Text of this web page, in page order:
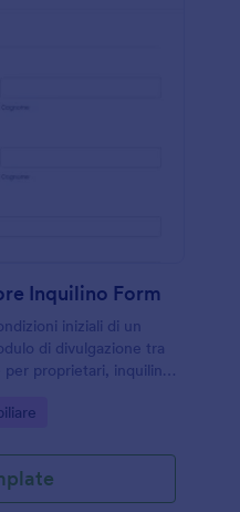
Inquilino Form
iniziali di un
di divulgazione tra
proprietari, inquilini